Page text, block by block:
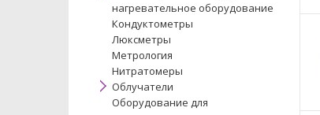
нагревательное оборудование
Кондуктометры
Люксметры
Метрология
Нитратомеры
Облучатели
Оборудование для